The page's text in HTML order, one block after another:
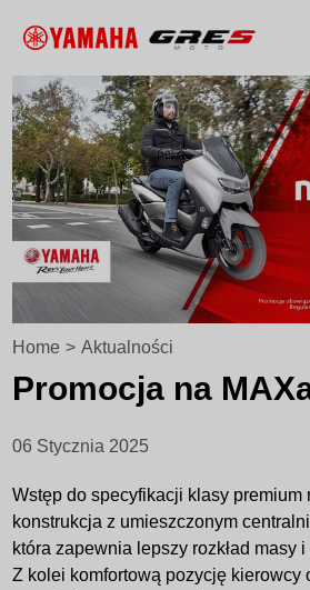
Home > Aktualności
Promocja na
06 Stycznia 2025
Wstęp do specyfikacji klasy premium
konstrukcja z umieszczonym
która zapewnia lepszy rozkład masy
Z kolei komfortową pozycję kierowcy